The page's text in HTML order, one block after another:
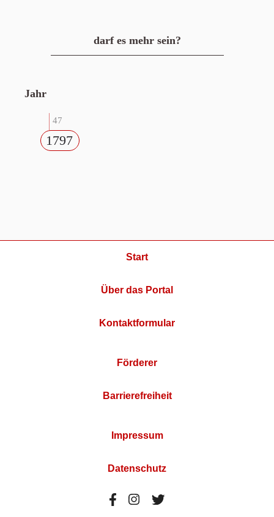
darf es mehr sein?
Jahr
47
1797
Start
Über das Portal
Kontaktformular
Förderer
Barrierefreiheit
Impressum
Datenschutz